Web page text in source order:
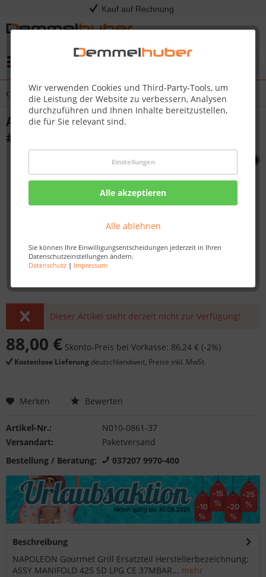
Kauf auf Rechnung
Wir verwenden Cookies und Third-Party-Tools, um
die Leistung der Website zu verbessern, Analysen
durchzuführen und Ihnen Inhalte bereitzustellen,
die für Sie relevant sind.
Einstellungen
Alle akzeptieren
Alle ablehnen
Sie können Ihre Einwilligungsentscheidungen jederzeit in Ihren
Datenschutzeinstellungen ändern.
Datenschutz| Impressum
Übersicht Sonstige Ersatzteile
ASSY MANIFOLD 425 SD LPG CE 37MBAR
#N010-0861-37
Dieser Artikel steht derzeit nicht zur Verfügung!
88,00 € Skonto-Preis bei Vorkasse: 86,24 € (-2%)
Kostenlose Lieferung deutschlandweit, Preise inkl. MwSt.
Merken Bewerten
Artikel-Nr.:
N010-0861-37
Versandart:
Paketversand
Bestellung / Beratung:
037207 9970-400
Beschreibung
NAPOLEON Gourmet Grill Ersatzteil Herstellerbezeichnung:
ASSY MANIFOLD 425 SD LPG CE 37MBAR... mehr